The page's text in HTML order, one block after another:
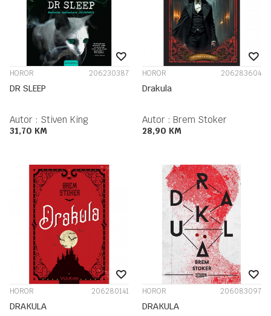
HOROR 206230387
DR SLEEP
Autor : Stiven King
31,70 KM
HOROR 206283604
Drakula
Autor : Brem Stoker
28,90 KM
HOROR 206280141
DRAKULA
HOROR 206083097
DRAKULA